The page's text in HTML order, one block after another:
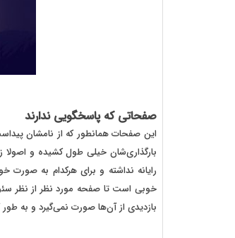
صفحاتی که پاسخگویی ندارند
این صفحات همانطور که از نامشان
بارگذاری‌شان خیلی طول کشیده و
رایانه نداشته و برای هرکدام به
خوبی است تا صفحه مورد نظر از نظر
بازدیدی از آن‌ها صورت نمی‌گیرد و به